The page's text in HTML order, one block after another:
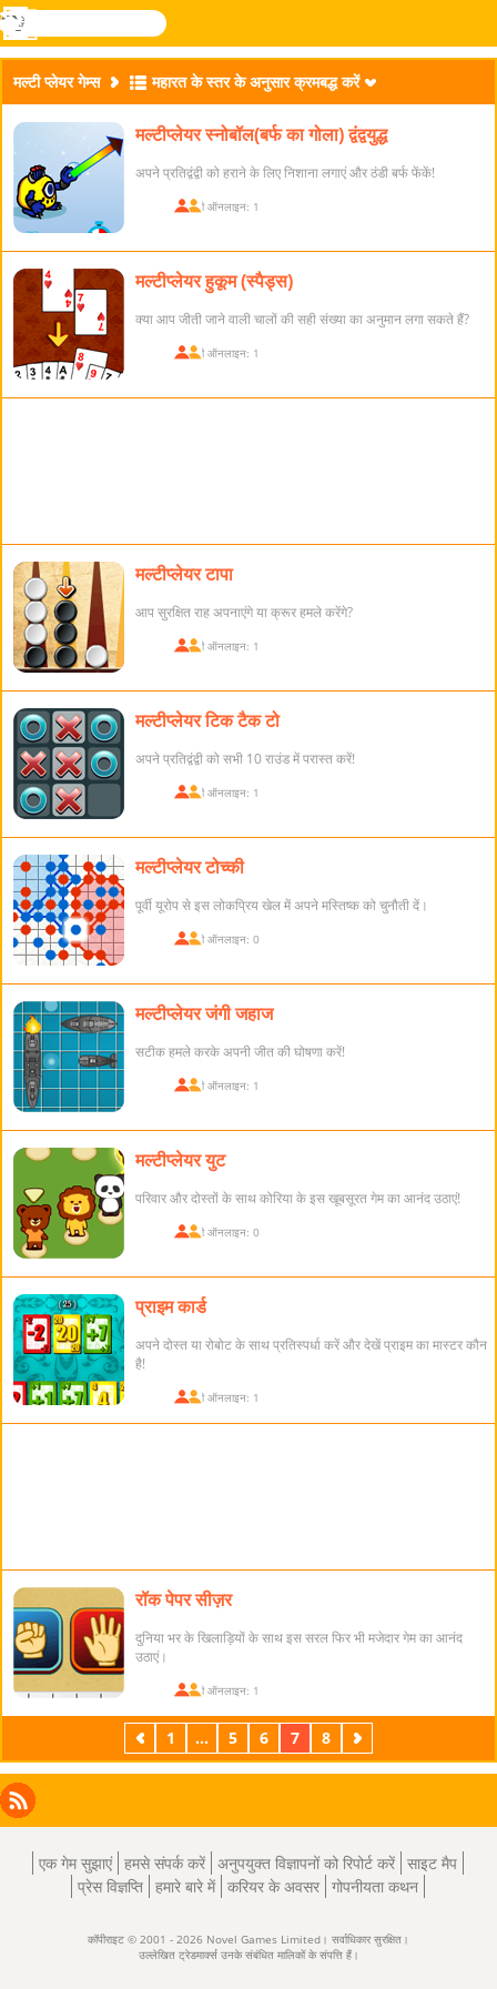
Novel
खोजे
लॉग
मेनू
मल्टी प्लेयर गेम्स महारत के स्तर के अनुसार क्रमबद्ध करें
मल्टीप्लेयर स्नोबॉल(बर्फ का गोला) द्वंद्वयुद्ध
अपने प्रतिद्वंद्वी को हराने के लिए निशाना लगाएं और ठंडी बर्फ फेंकें!
खिलाड़ी ऑनलाइन: 1
मल्टीप्लेयर हुकूम (स्पैड्स)
क्या आप जीती जाने वाली चालों की सही संख्या का अनुमान लगा सकते हैं?
खिलाड़ी ऑनलाइन: 1
मल्टीप्लेयर टापा
आप सुरक्षित राह अपनाएंगे या क्रूर हमले करेंगे?
खिलाड़ी ऑनलाइन: 1
मल्टीप्लेयर टिक टैक टो
अपने प्रतिद्वंद्वी को सभी 10 राउंड में परास्त करें!
खिलाड़ी ऑनलाइन: 1
मल्टीप्लेयर टोच्की
पूर्वी यूरोप से इस लोकप्रिय खेल में अपने मस्तिष्क को चुनौती दें।
खिलाड़ी ऑनलाइन: 0
मल्टीप्लेयर जंगी जहाज
सटीक हमले करके अपनी जीत की घोषणा करें!
खिलाड़ी ऑनलाइन: 1
मल्टीप्लेयर युट
परिवार और दोस्तों के साथ कोरिया के इस खूबसूरत गेम का आनंद उठाएं!
खिलाड़ी ऑनलाइन: 0
प्राइम कार्ड
अपने दोस्त या रोबोट के साथ प्रतिस्पर्धा करें और देखें प्राइम का मास्टर कौन
है!
खिलाड़ी ऑनलाइन: 1
रॉक पेपर सीज़र
दुनिया भर के खिलाड़ियों के साथ इस सरल फिर भी मजेदार गेम का आनंद
उठाएं।
खिलाड़ी ऑनलाइन: 1
पिछला 1 ... 5 6 7 8 अगला
Facebook
Instagram
X
LinkedIn
RSS
एक गेम सुझाएं हमसे संपर्क करें अनुपयुक्त विज्ञापनों को रिपोर्ट करें साइट मैप
प्रेस विज्ञप्ति हमारे बारे में करियर के अवसर गोपनीयता कथन
कॉपीराइट © 2001 - 2026 Novel Games Limited। सर्वाधिकार सुरक्षित।
उल्लेखित ट्रेडमार्क्स उनके संबंधित मालिकों के संपत्ति हैं।